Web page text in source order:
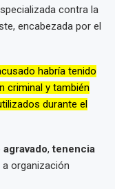
contra la
encabezada por el
habría tenido
criminal y también
durante el
agravado,tenencia
organización